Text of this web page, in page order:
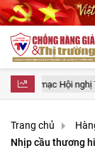
ương 3 khoá XIV
Trang chủ
Nhịp cầu thương